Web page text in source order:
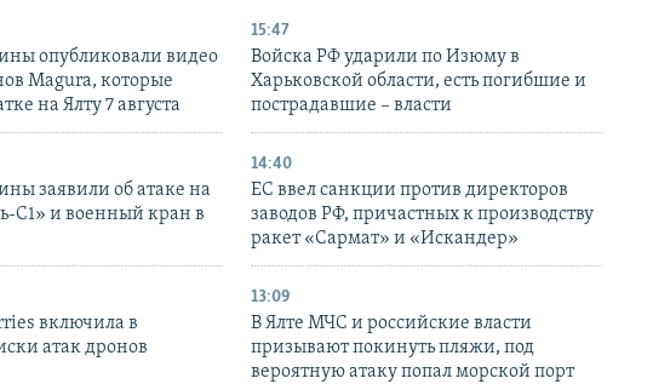
опубликовали видео
Magura, которые
на Ялту 7 августа
15:47
Войска РФ ударили по Изюму в
Харьковской области, есть погибшие и
пострадавшие – власти
заявили об атаке на
С1» и военный кран в
14:40
ЕС ввел санкции против директоров
заводов РФ, причастных к производству
ракет «Сармат» и «Искандер»
включила в
атак дронов
13:09
В Ялте МЧС и российские власти
призывают покинуть пляжи, под
вероятную атаку попал морской порт